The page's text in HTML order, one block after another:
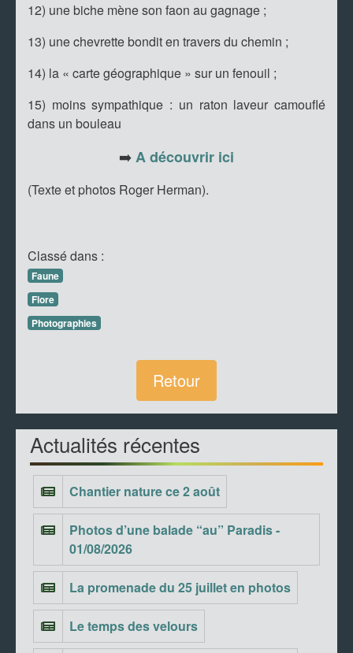
12) une biche mène son faon au gagnage ;
13) une chevrette bondit en travers du chemin ;
14) la « carte géographique » sur un fenouil ;
15) moins sympathique : un raton laveur camouflé
dans un bouleau
➡️A découvrir ici
(Texte et photos Roger Herman).
Classé dans :
Faune
Flore
Photographies
Retour
Actualités récentes
Chantier nature ce 2 août
Photos d’une balade “au” Paradis -
01/08/2026
La promenade du 25 juillet en photos
Le temps des velours